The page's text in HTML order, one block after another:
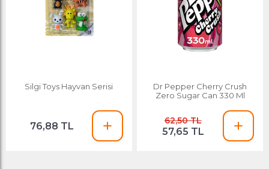
Silgi Toys Hayvan Serisi
76,88 TL
Dr Pepper Cherry Crush
Zero Sugar Can 330 Ml
62,50 TL
57,65 TL